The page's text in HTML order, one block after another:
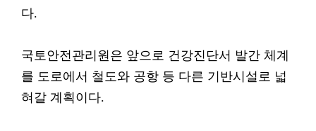
다.
국토안전관리원은 앞으로 건강진단서 발간 체계
를 도로에서 철도와 공항 등 다른 기반시설로 넓
혀갈 계획이다.